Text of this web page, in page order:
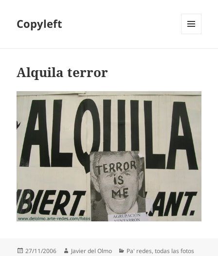
Copyleft
Alquila terror
Publicado
27/11/2006 Autor
Javier del Olmo Categorías
Pa' redes,todas las fotos